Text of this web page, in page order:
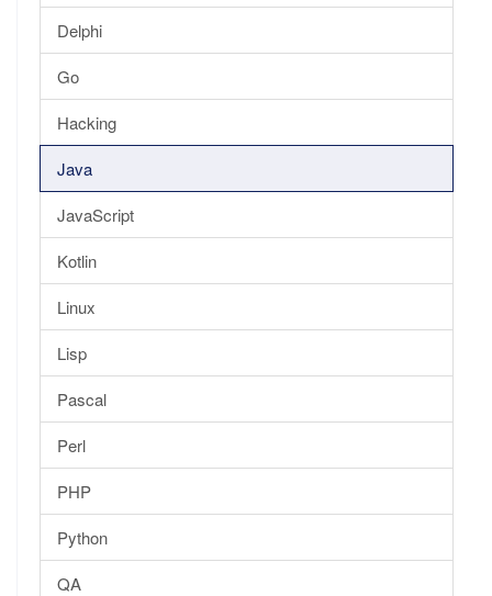
Delphi
Go
Hacking
Java
JavaScript
Kotlin
Linux
Lisp
Pascal
Perl
PHP
Python
QA